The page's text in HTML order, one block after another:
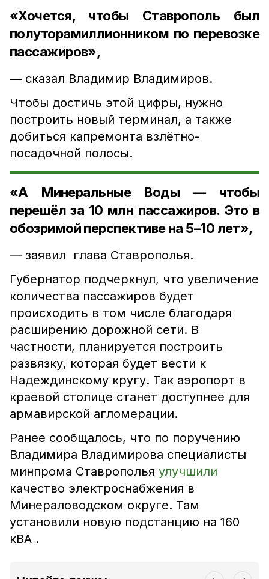
«Хочется, чтобы Ставрополь был
полуторамиллионником по перевозке
пассажиров»,
— сказал Владимир Владимиров.
Чтобы достичь этой цифры, нужно
построить новый терминал, а также
добиться капремонта взлётно-
посадочной полосы.
«А Минеральные Воды — чтобы
перешёл за 10 млн пассажиров. Это в
обозримой перспективе на 5–10 лет»,
— заявил глава Ставрополья.
Губернатор подчеркнул, что увеличение
количества пассажиров будет
происходить в том числе благодаря
расширению дорожной сети. В
частности, планируется построить
развязку, которая будет вести к
Надеждинскому кругу. Так аэропорт в
краевой столице станет доступнее для
армавирской агломерации.
Ранее сообщалось, что по поручению
Владимира Владимирова специалисты
минпрома Ставрополья улучшили
качество электроснабжения в
Минераловодском округе. Там
установили новую подстанцию на 160
кВА .